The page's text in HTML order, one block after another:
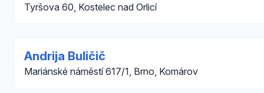
Tyršova 60, Kostelec nad Orlicí
Andrija Buličič
Mariánské náměstí 617/1, Brno, Komárov